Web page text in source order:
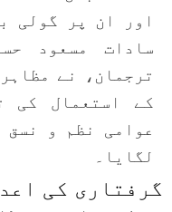
اور ان پر گولی
سادات مسعود
ترجمان، نے
کے استعمال کی
عوامی نظم و
لگایا۔
گرفتاری کی